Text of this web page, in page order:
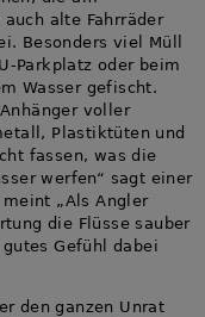
alte Fahrräder
Besonders viel Müll
Parkplatz oder beim
Wasser gefischt.
voller
Plastiktüten und
fassen, was die
werfen“ sagt einer
„Als Angler
die Flüsse sauber
Gefühl dabei
den ganzen Unrat